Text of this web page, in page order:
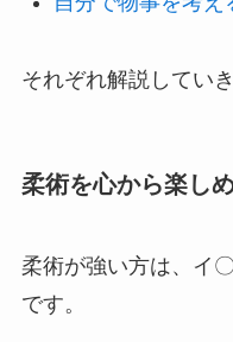
それぞれ解説していき
柔術を心から楽し
柔術が強い方は、イ
です。